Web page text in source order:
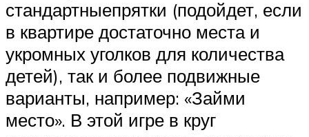
стандартныепрятки (подойдет, если
в квартире достаточно места и
укромных уголков для количества
детей), так и более подвижные
варианты, например: «Займи
место». В этой игре в круг